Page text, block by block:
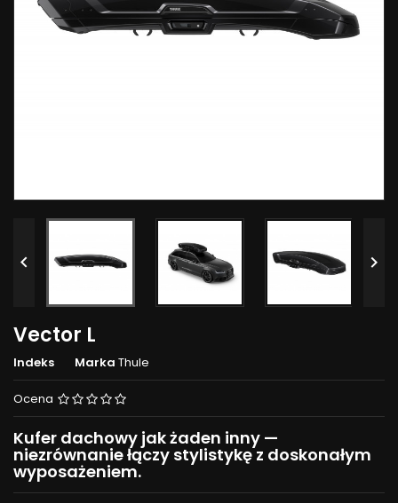
 
Vector L
Indeks Marka Thule
Ocena
Kufer dachowy jak żaden inny —
niezrównanie łączy stylistykę z doskonałym
wyposażeniem.